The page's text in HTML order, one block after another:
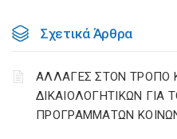
Σχετικά Άρθρα
ΑΛΛΑΓΕΣ ΣΤΟΝ ΤΡΟΠΟ
ΔΙΚΑΙΟΛΟΓΗΤΙΚΩΝ ΓΙΑ
ΠΡΟΓΡΑΜΜΑΤΩΝ